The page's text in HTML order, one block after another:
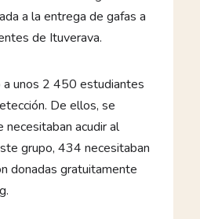
a la entrega de gafas a
de Ituverava.
unos 2 450 estudiantes
De ellos, se
acudir al
grupo, 434 necesitaban
donadas gratuitamente